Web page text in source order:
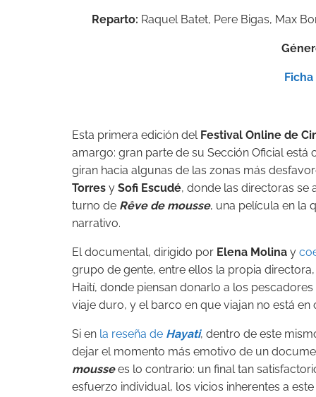
Reparto: Raquel Batet, Pere Bigas, Max
Esta primera edición del Festival Online de
amargo: gran parte de su Sección Oficial
giran hacia algunas de las zonas más
Torres y Sofi Escudé, donde las directoras se
turno de Rêve de mousse, una película en la
narrativo.
El documental, dirigido por Elena Molina y
grupo de gente, entre ellos la propia
Haití, donde piensan donarlo a los
viaje duro, y el barco en que viajan no está en
Si en la reseña de Hayati, dentro de este
dejar el momento más emotivo de un
moussees lo contrario: un final tan
esfuerzo individual, los vicios inherentes a